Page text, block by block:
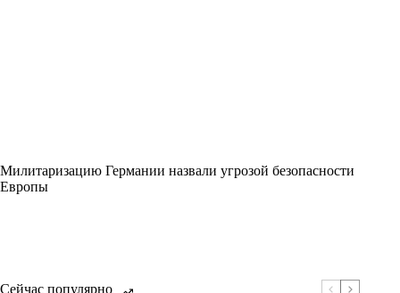
Милитаризацию Германии назвали угрозой безопасности
Европы
Сейчас популярно